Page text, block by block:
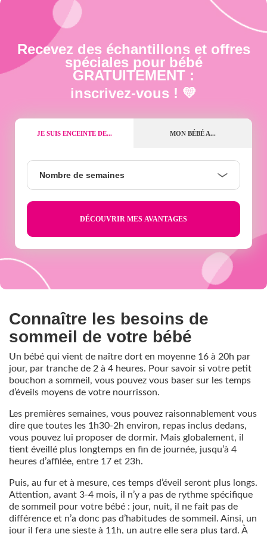
Recevez des échantillons et offres
spéciales pour bébé
GRATUITEMENT :
inscrivez-vous ! 💛
JE SUIS ENCEINTE DE... MON BÉBÉ A...
semaines
Nombre de semaines
Connaître les besoins de
sommeil de votre bébé
Un bébé qui vient de naître dort en moyenne 16 à 20h par
jour, par tranche de 2 à 4 heures. Pour savoir si votre petit
bouchon a sommeil, vous pouvez vous baser sur les temps
d’éveils moyens de votre nourrisson.
Les premières semaines, vous pouvez raisonnablement vous
dire que toutes les 1h30-2h environ, repas inclus dedans,
vous pouvez lui proposer de dormir. Mais globalement, il
tient éveillé plus longtemps en fin de journée, jusqu’à 4
heures d’affilée, entre 17 et 23h.
Puis, au fur et à mesure, ces temps d’éveil seront plus longs.
Attention, avant 3-4 mois, il n’y a pas de rythme spécifique
de sommeil pour votre bébé : jour, nuit, il ne fait pas de
différence et n’a donc pas d’habitudes de sommeil. Ainsi, un
jour il fera une sieste à 11h, un autre elle sera plus tard. À